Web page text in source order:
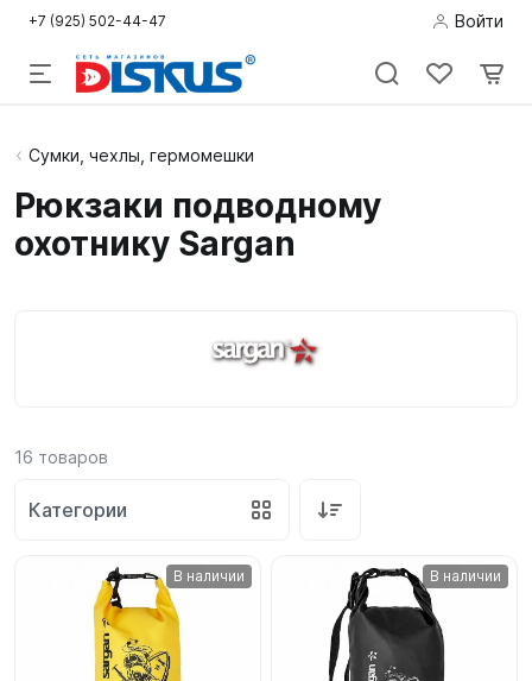
+7 (925) 502-44-47 Войти
Подводная
Дайвинг
сёрфинг
Подарочные
Карты
Сумки, чехлы, гермомешки
Рюкзаки подводному
охотнику Sargan
16 товаров
Категории
В наличии В наличии